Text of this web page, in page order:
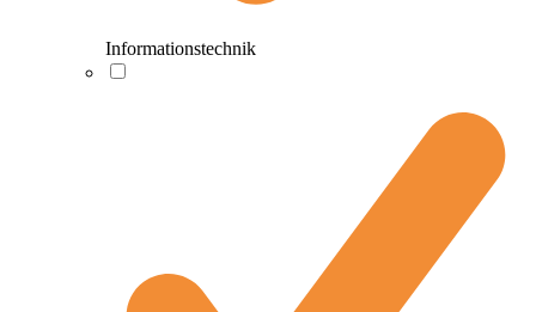
Informationstechnik